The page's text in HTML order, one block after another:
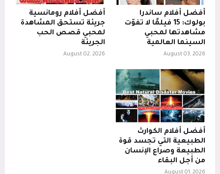
أفضل أفلام ساندرا
بولوك: 15 فيلمًا لا تفوّت
مشاهدتها لمحبي
السينما العالمية
August 03, 2026
أفضل أفلام رومانسية
جريئة تستحق المشاهدة
لمحبي قصص الحب
الجريئة
August 02, 2026
أفضل أفلام الكوارث
الطبيعية التي تجسد قوة
الطبيعة وصراع الإنسان
من أجل البقاء
August 01, 2026